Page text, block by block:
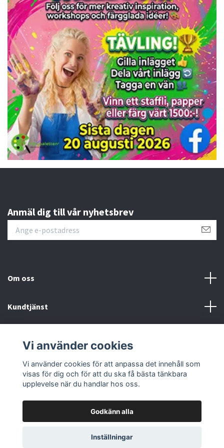
Anmäl dig till vår nyhetsbrev
Om oss
Kundtjänst
Sociala medier
© 2026 Färgpaletten
Vi använder cookies
Vi använder cookies för att anpassa det innehåll som
visas för dig och för att du ska få bästa tänkbara
upplevelse när du handlar hos oss.
Godkänn alla
Inställningar